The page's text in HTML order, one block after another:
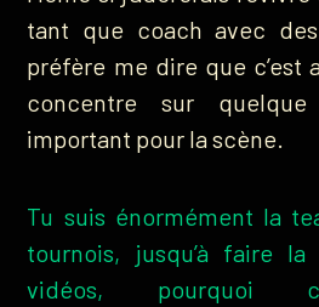
tant que coach avec
préfère me dire que c’est
concentre sur
important pour la scène.
Tu suis énormément la
tournois, jusqu’à faire
vidéos, pourquoi